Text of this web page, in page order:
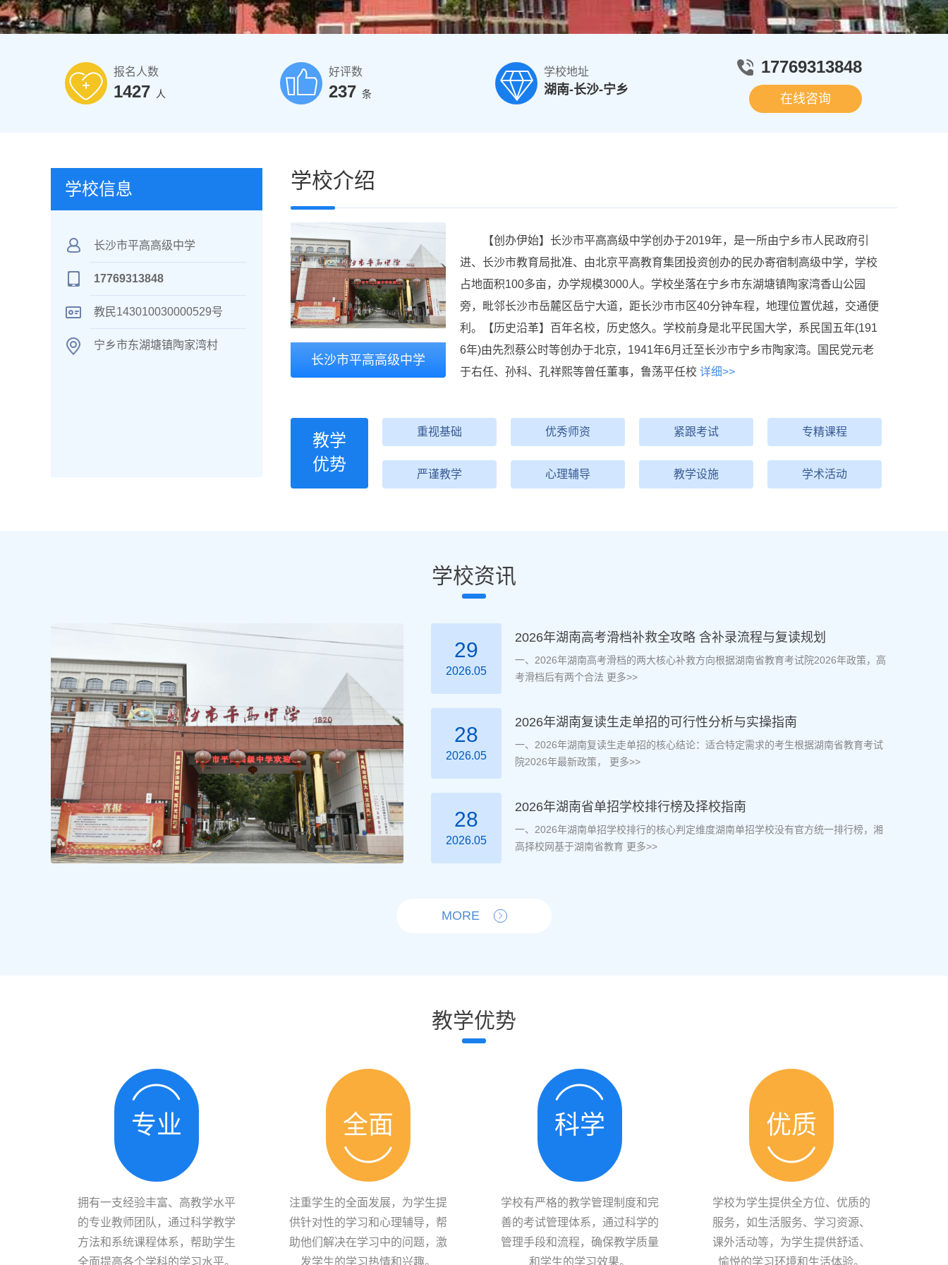
报名人数
1427 人
好评数
237 条
学校地址
湖南-长沙-宁乡
17769313848
在线咨询
学校信息
长沙市平高高级中学
17769313848
教民143010030000529号
宁乡市东湖塘镇陶家湾村
学校介绍
长沙市平高高级中学
【创办伊始】长沙市平高高级中学创办于2019年，是一所由宁乡市人民政府引
进、长沙市教育局批准、由北京平高教育集团投资创办的民办寄宿制高级中学，学校
占地面积100多亩，办学规模3000人。学校坐落在宁乡市东湖塘镇陶家湾香山公园
旁，毗邻长沙市岳麓区岳宁大道，距长沙市市区40分钟车程，地理位置优越，交通便
利。【历史沿革】百年名校，历史悠久。学校前身是北平民国大学，系民国五年(191
6年)由先烈蔡公时等创办于北京，1941年6月迁至长沙市宁乡市陶家湾。国民党元老
于右任、孙科、孔祥熙等曾任董事，鲁荡平任校 详细>>
教学
优势
重视基础 优秀师资 紧跟考试 专精课程
严谨教学 心理辅导 教学设施 学术活动
学校资讯
29
2026.05
2026年湖南高考滑档补救全攻略 含补录流程与复读规划
一、2026年湖南高考滑档的两大核心补救方向根据湖南省教育考试院2026年政策，高
考滑档后有两个合法 更多>>
28
2026.05
2026年湖南复读生走单招的可行性分析与实操指南
一、2026年湖南复读生走单招的核心结论：适合特定需求的考生根据湖南省教育考试
院2026年最新政策，
更多>>
28
2026.05
2026年湖南省单招学校排行榜及择校指南
一、2026年湖南单招学校排行的核心判定维度湖南单招学校没有官方统一排行榜，湘
高择校网基于湖南省教育 更多>>
MORE
教学优势
专业
拥有一支经验丰富、高教学水平
的专业教师团队，通过科学教学
方法和系统课程体系，帮助学生
全面提高各个学科的学习水平。
全面
注重学生的全面发展，为学生提
供针对性的学习和心理辅导，帮
助他们解决在学习中的问题，激
发学生的学习热情和兴趣。
科学
学校有严格的教学管理制度和完
善的考试管理体系，通过科学的
管理手段和流程，确保教学质量
和学生的学习效果。
优质
学校为学生提供全方位、优质的
服务，如生活服务、学习资源、
课外活动等，为学生提供舒适、
愉悦的学习环境和生活体验。